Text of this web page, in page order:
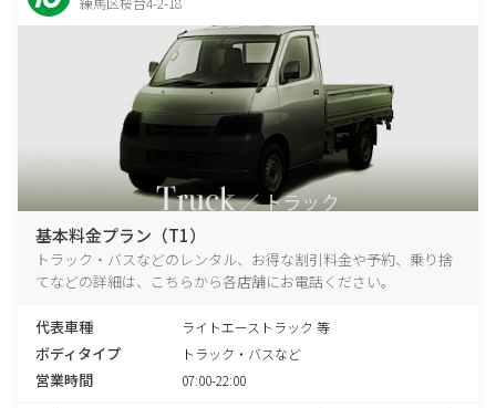
基本料金プラン（T1）
トラック・バスなどのレンタル、お得な割引料金や予約、乗り捨
てなどの詳細は、こちらから各店舗にお電話ください。
代表車種 ライトエーストラック 等
ボディタイプ トラック・バスなど
営業時間 07:00-22:00